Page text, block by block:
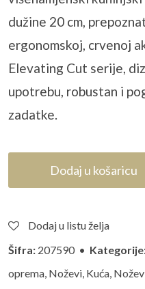
dužine 20 cm,
ergonomskoj, crvenoj
Elevating Cut serije,
upotrebu, robustan i
zadatke.
Dodaj u košaricu
Dodaj u listu želja
Šifra: 207590 •
oprema Noževi Kuća